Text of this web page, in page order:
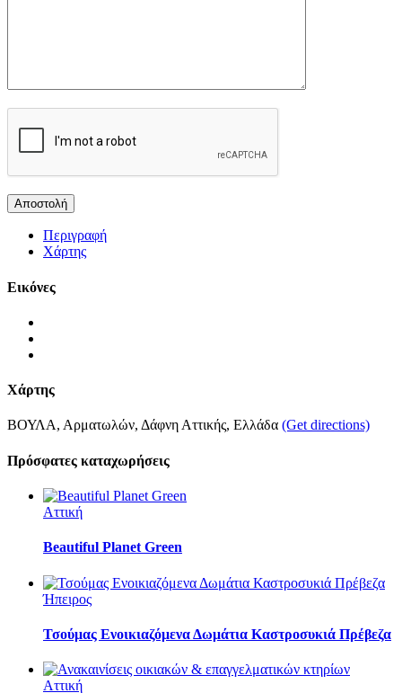
Περιγραφή
Χάρτης
Εικόνες
Χάρτης
ΒΟΥΛΑ, Αρματωλών, Δάφνη Αττικής, Ελλάδα (Get directions)
Πρόσφατες καταχωρήσεις
Αττική
Beautiful Planet Green
Ήπειρος
Τσούμας Ενοικιαζόμενα Δωμάτια Καστροσυκιά Πρέβεζα
Αττική